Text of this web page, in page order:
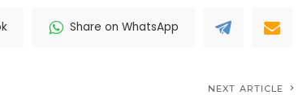
Share on WhatsApp
NEXT ARTICLE